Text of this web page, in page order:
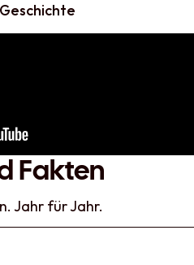
Fakten
Jahr für Jahr.